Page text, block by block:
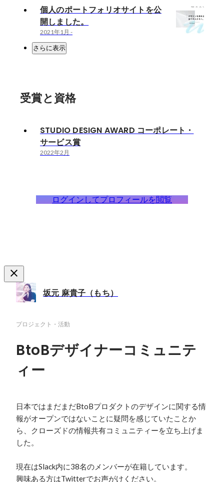
個人のポートフォリオサイトを公
開しました。
2021年1月 -
さらに表示
受賞と資格
STUDIO DESIGN AWARD コーポレート・
サービス賞
2022年2月
ログインしてプロフィールを閲覧
坂元 麻貴子（もち）
プロジェクト・活動
BtoBデザイナーコミュニテ
ィー
日本ではまだまだBtoBプロダクトのデザインに関する情
報がオープンではないことに疑問を感じていたことか
ら、クローズドの情報共有コミュニティーを立ち上げま
した。
現在はSlack内に38名のメンバーが在籍しています。
興味ある方はTwitterでお声がけください。